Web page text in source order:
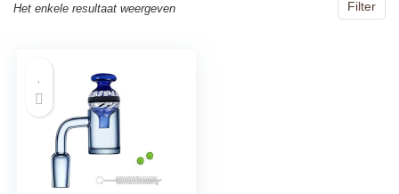
Filter
Het enkele resultaat weergeven